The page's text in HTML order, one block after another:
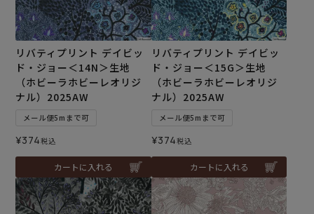
リバティプリント デイビッ
ド・ジョー＜14N＞生地
（ホビーラホビーレオリジ
ナル）2025AW
メール便5mまで可
¥374税込
カートに入れる
リバティプリント デイビッ
ド・ジョー＜15G＞生地
（ホビーラホビーレオリジ
ナル）2025AW
メール便5mまで可
¥374税込
カートに入れる